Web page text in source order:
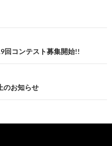
回コンテスト募集開始!!
のお知らせ